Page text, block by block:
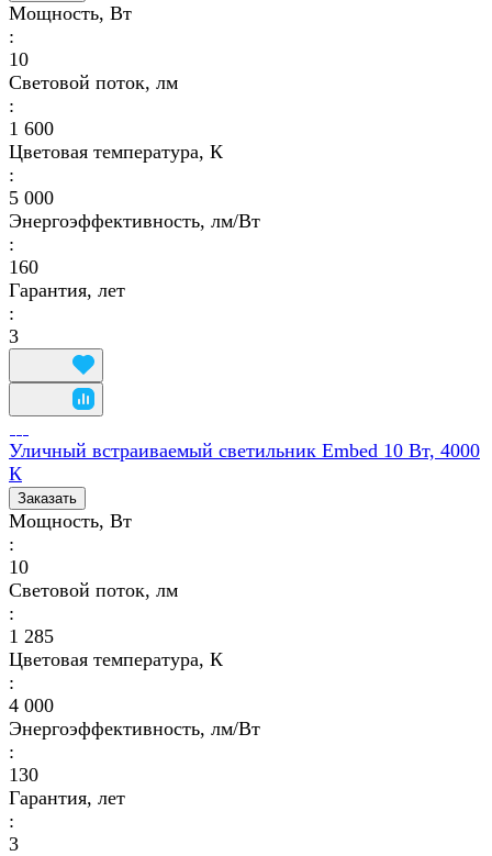
Мощность, Вт
:
10
Световой поток, лм
:
1 600
Цветовая температура, К
:
5 000
Энергоэффективность, лм/Вт
:
160
Гарантия, лет
:
3
Уличный встраиваемый светильник Embed 10 Вт, 4000
К
Заказать
Мощность, Вт
:
10
Световой поток, лм
:
1 285
Цветовая температура, К
:
4 000
Энергоэффективность, лм/Вт
:
130
Гарантия, лет
:
3